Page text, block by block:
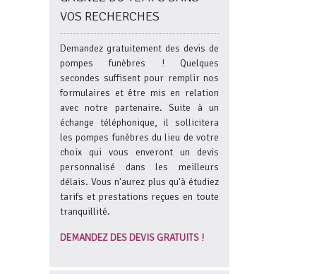
VOS RECHERCHES
Demandez gratuitement des devis de
pompes funèbres ! Quelques
secondes suffisent pour remplir nos
formulaires et être mis en relation
avec notre partenaire. Suite à un
échange téléphonique, il sollicitera
les pompes funèbres du lieu de votre
choix qui vous enveront un devis
personnalisé dans les meilleurs
délais. Vous n'aurez plus qu'à étudiez
tarifs et prestations reçues en toute
tranquillité.
DEMANDEZ DES DEVIS GRATUITS !